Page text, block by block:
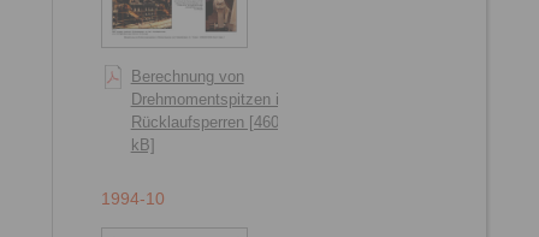
Berechnung von
Drehmomentspitzen in
Rücklaufsperren [460
kB]
1994-10